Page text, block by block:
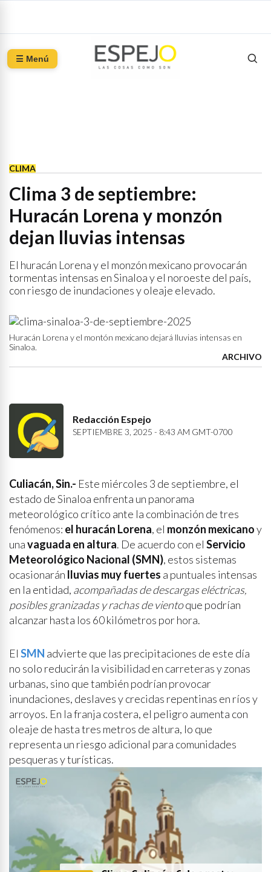
☰ Menú
CLIMA
Clima 3 de septiembre:
Huracán Lorena y monzón
dejan lluvias intensas
El huracán Lorena y el monzón mexicano provocarán
tormentas intensas en Sinaloa y el noroeste del país,
con riesgo de inundaciones y oleaje elevado.
Huracán Lorena y el montón mexicano dejará lluvias intensas en
Sinaloa.
ARCHIVO
Redacción Espejo
SEPTIEMBRE 3, 2025 - 8:43 AM GMT-0700
Culiacán, Sin.- Este miércoles 3 de septiembre, el
estado de Sinaloa enfrenta un panorama
meteorológico crítico ante la combinación de tres
fenómenos: el huracán Lorena, el monzón mexicanoy
unavaguada en altura. De acuerdo con el Servicio
Meteorológico Nacional (SMN), estos sistemas
ocasionarán lluvias muy fuertes a puntuales intensas
en la entidad, acompañadas de descargas eléctricas,
posibles granizadas y rachas de vientoque podrían
alcanzar hasta los 60 kilómetros por hora.
El SMN advierte que las precipitaciones de este día
no solo reducirán la visibilidad en carreteras y zonas
urbanas, sino que también podrían provocar
inundaciones, deslaves y crecidas repentinas en ríos y
arroyos. En la franja costera, el peligro aumenta con
oleaje de hasta tres metros de altura, lo que
representa un riesgo adicional para comunidades
pesqueras y turísticas.